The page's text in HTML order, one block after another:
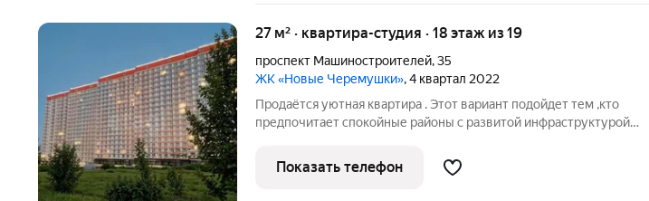
27 м² · квартира-студия · 18 этаж из 19
проспект Машиностроителей,35
ЖК «Новые Черемушки», 4 квартал 2022
Продаётся уютная квартира . Этот вариант подойдет тем ,кто
предпочитает спокойные районы с развитой инфраструктурой
ресторан , пекарня . Магазин у дома ,Пятерочка и супермаркет .
Аптека .
Показать телефон